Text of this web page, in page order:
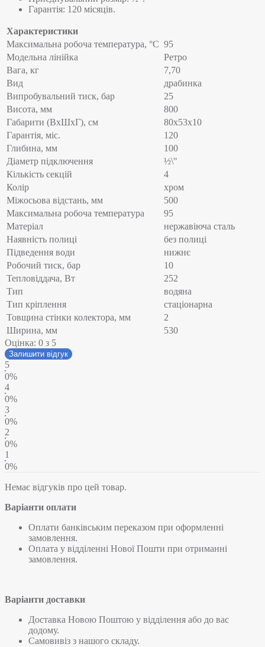
Гарантія: 120 місяців.
Характеристики
Максимальна робоча температура, °C 95
Модельна лінійка
Ретро
Вага, кг
7,70
Вид
драбинка
Випробувальний тиск, бар
25
Висота, мм
800
Габарити (ВхШхГ), см
80x53x10
Гарантія, міс.
120
Глибина, мм
100
Діаметр підключення
½\"
Кількість секцій
4
Колір
хром
Міжосьова відстань, мм
500
Максимальна робоча температура
95
Матеріал
нержавіюча сталь
Наявність полиці
без полиці
Підведення води
нижнє
Робочий тиск, бар
10
Тепловіддача, Вт
252
Тип
водяна
Тип кріплення
стаціонарна
Товщина стінки колектора, мм
2
Ширина, мм
530
Оцінка: 0 з 5
Залишити відгук
5
0%
4
0%
3
0%
2
0%
1
0%
Немає відгуків про цей товар.
Варіанти оплати
Оплати банківським переказом при оформленні
замовлення.
Оплата у відділенні Нової Пошти при отриманні
замовлення.
Варіанти доставки
Доставка Новою Поштою у відділення або до вас
додому.
Самовивіз з нашого складу.